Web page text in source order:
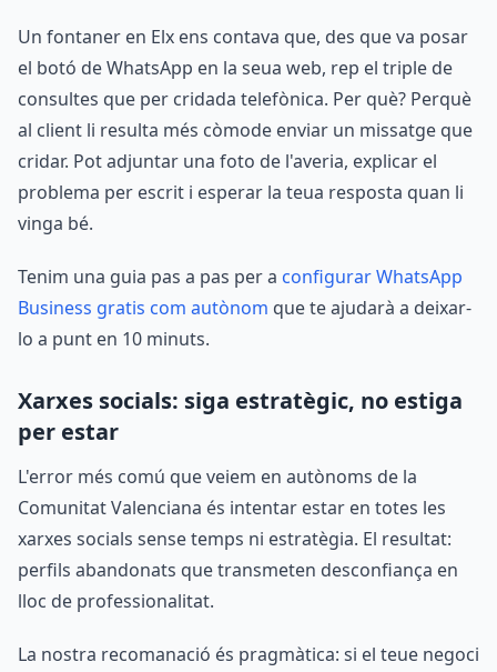
Un fontaner en Elx ens contava que, des que va posar
el botó de WhatsApp en la seua web, rep el triple de
consultes que per cridada telefònica. Per què? Perquè
al client li resulta més còmode enviar un missatge que
cridar. Pot adjuntar una foto de l'averia, explicar el
problema per escrit i esperar la teua resposta quan li
vinga bé.
Tenim una guia pas a pas per a configurar WhatsApp
Business gratis com autònom que te ajudarà a deixar-
lo a punt en 10 minuts.
Xarxes socials: siga estratègic, no estiga
per estar
L'error més comú que veiem en autònoms de la
Comunitat Valenciana és intentar estar en totes les
xarxes socials sense temps ni estratègia. El resultat:
perfils abandonats que transmeten desconfiança en
lloc de professionalitat.
La nostra recomanació és pragmàtica: si el teue negoci